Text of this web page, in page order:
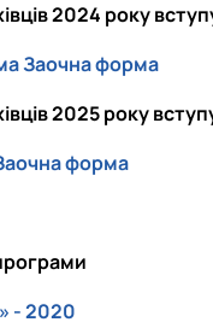
2024 року
Заочна форма
2025 року
форма
- 2020